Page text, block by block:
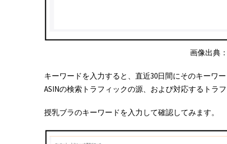
画像出典
キーワードを入力すると、直近30日間にそのキーワ
ASINの検索トラフィックの源、および対応するトラ
授乳ブラのキーワードを入力して確認してみます。